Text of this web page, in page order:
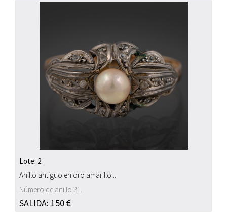
Lote: 2
Anillo antiguo en oro amarillo...
Número de anillo 21.
SALIDA: 150 €